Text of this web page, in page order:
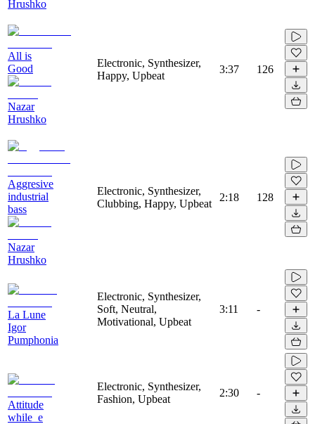
Hrushko
All is
Good
Nazar
Hrushko
Electronic, Synthesizer,
Happy, Upbeat
3:37 126
Aggresive
industrial
bass
Nazar
Hrushko
Electronic, Synthesizer,
Clubbing, Happy, Upbeat
2:18 128
La Lune
Igor
Pumphonia
Electronic, Synthesizer,
Soft, Neutral,
Motivational, Upbeat
3:11 -
Attitude
while_e
Electronic, Synthesizer,
Fashion, Upbeat
2:30 -